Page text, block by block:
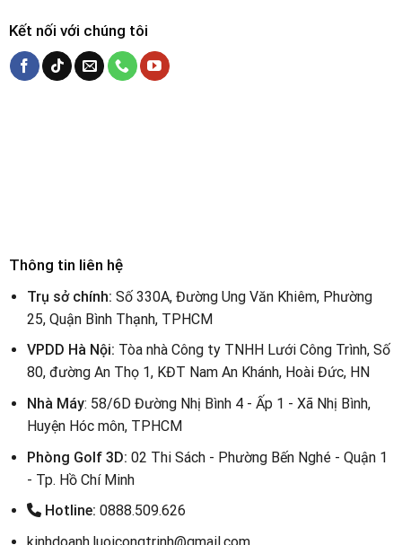
Kết nối với chúng tôi
Thông tin liên hệ
Trụ sở chính: Số 330A, Đường Ung Văn Khiêm, Phường
25, Quận Bình Thạnh, TPHCM
VPDD Hà Nội: Tòa nhà Công ty TNHH Lưới Công Trình, Số
80, đường An Thọ 1, KĐT Nam An Khánh, Hoài Đức, HN
Nhà Máy: 58/6D Đường Nhị Bình 4 - Ấp 1 - Xã Nhị Bình,
Huyện Hóc môn, TPHCM
Phòng Golf 3D:02 Thi Sách - Phường Bến Nghé - Quận 1
- Tp. Hồ Chí Minh
Hotline: 0888.509.626
kinhdoanh.luoicongtrinh@gmail.com